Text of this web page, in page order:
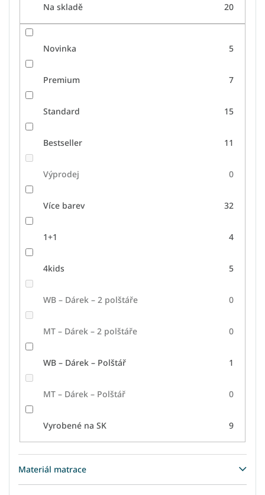
Na skladě 20
Novinka 5
Premium 7
Standard 15
Bestseller 11
Výprodej 0
Více barev 32
1+1 4
4kids 5
WB – Dárek – 2 polštáře 0
MT – Dárek – 2 polštáře 0
WB – Dárek – Polštář 1
MT – Dárek – Polštář 0
Vyrobené na SK 9
Materiál matrace